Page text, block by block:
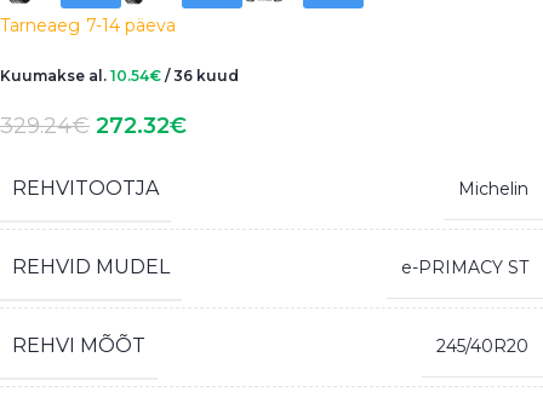
Tarneaeg 7-14 päeva
Kuumakse al. 10.54€ / 36 kuud
329.24€ 272.32€
REHVITOOTJA Michelin
REHVID MUDEL e-PRIMACY ST
REHVI MÕÕT 245/40R20